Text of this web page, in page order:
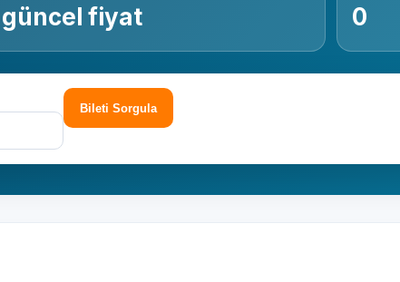
güncel fiyat 0
Bileti Sorgula